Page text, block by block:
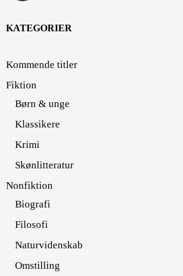
KATEGORIER
Kommende titler
Fiktion
Børn & unge
Klassikere
Krimi
Skønlitteratur
Nonfiktion
Biografi
Filosofi
Naturvidenskab
Omstilling